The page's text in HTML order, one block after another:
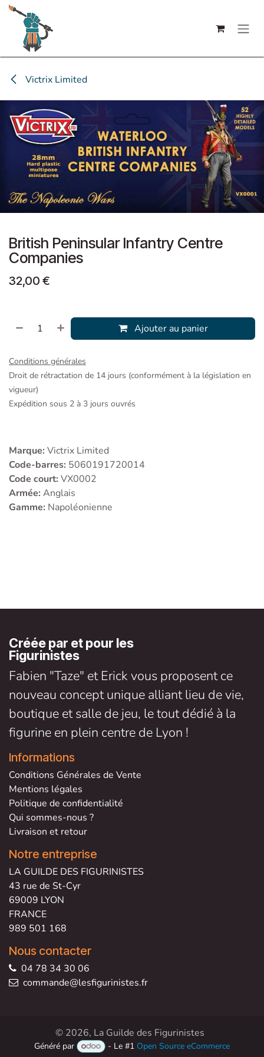
Se rendre au contenu
Victrix Limited
British Peninsular Infantry Centre
Companies
32,00 €
Ajouter au panier
Conditions générales
Droit de rétractation de 14 jours (conformément à la législation en
vigueur)
Expédition sous 2 à 3 jours ouvrés
Marque: Victrix Limited
Code-barres: 5060191720014
Code court: VX0002
Armée: Anglais
Gamme: Napoléonienne
Créée par et pour les
Figurinistes
Fabien "Taze" et Erick vous proposent ce
nouveau concept unique alliant lieu de vie,
boutique et salle de jeu, le tout dédié à la
figurine en plein centre de Lyon !
Informations
Conditions Générales de Vente
Mentions légales
Politique de confidentialité
Qui sommes-nous ?
Livraison et retour
Notre entreprise
LA GUILDE DES FIGURINISTES
43 rue de St-Cyr
69009 LYON
FRANCE
989 501 168
Nous contacter
04 78 34 30 06
commande@lesfigurinistes.fr
© 2026, La Guilde des Figurinistes
Généré par - Le #1 Open Source eCommerce